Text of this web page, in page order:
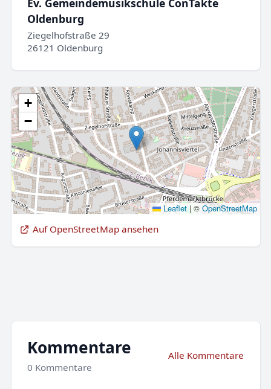
Oldenburg
Ziegelhofstraße 29
26121 Oldenburg
+
−
Leaflet |© OpenStreetMap
Auf OpenStreetMap ansehen
Kommentare
0 Kommentare
Alle Kommentare